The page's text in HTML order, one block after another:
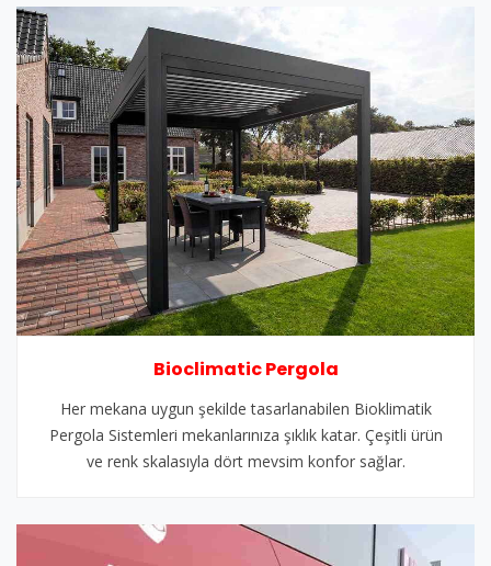
Bioclimatic Pergola
Her mekana uygun şekilde tasarlanabilen Bioklimatik
Pergola Sistemleri mekanlarınıza şıklık katar. Çeşitli ürün
ve renk skalasıyla dört mevsim konfor sağlar.